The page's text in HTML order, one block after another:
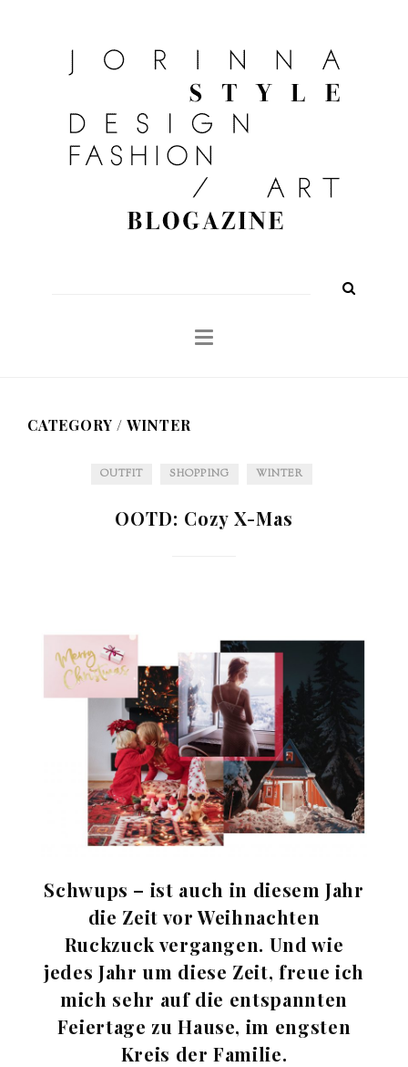
OUTFITS
INTERIOR
CATEGORY / WINTER
OUTFIT SHOPPING WINTER
OOTD: Cozy X-Mas
Schwups – ist auch in diesem Jahr
die Zeit vor Weihnachten
Ruckzuck vergangen. Und wie
jedes Jahr um diese Zeit, freue ich
mich sehr auf die entspannten
Feiertage zu Hause, im engsten
Kreis der Familie.